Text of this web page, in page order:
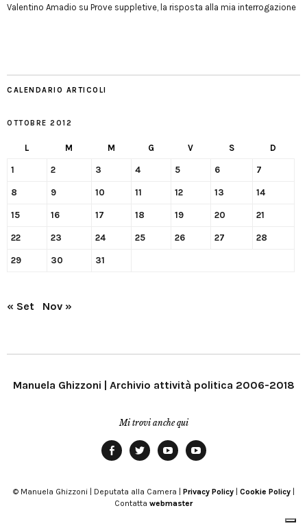
Valentino Amadio su Prove suppletive, la risposta alla mia interrogazione
CALENDARIO ARTICOLI
OTTOBRE 2012
L M M G V S D
1 2 3 4 5 6 7
8 9 10 11 12 13 14
15 16 17 18 19 20 21
22 23 24 25 26 27 28
29 30 31
« Set Nov »
Manuela Ghizzoni | Archivio attività politica 2006-2018
Mi trovi anche qui
Modena
© Manuela Ghizzoni | Deputata alla Camera | Privacy Policy| Cookie Policy|
Contatta webmaster